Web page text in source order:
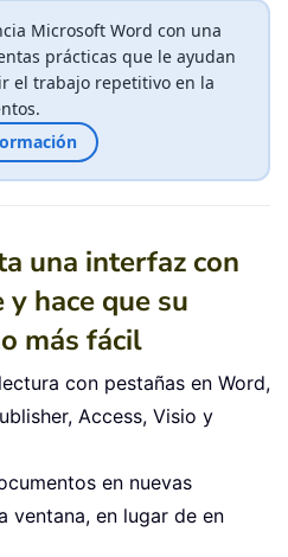
Microsoft Word con una
prácticas que le ayudan
el trabajo repetitivo en la
una interfaz con
hace que su
más fácil
con pestañas en Word,
Access, Visio y
en nuevas
ventana, en lugar de en